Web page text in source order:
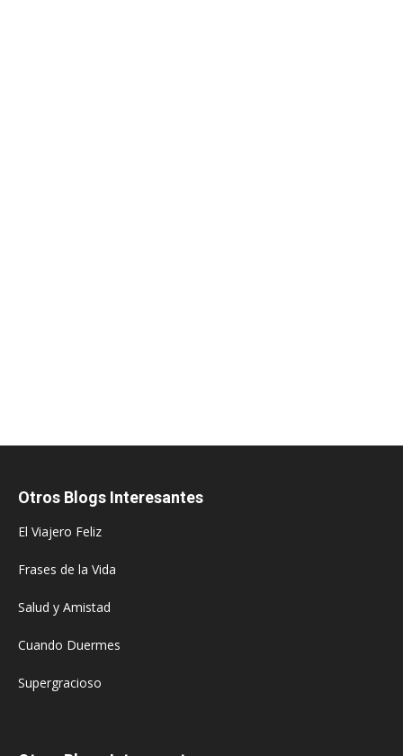
Otros Blogs Interesantes
El Viajero Feliz
Frases de la Vida
Salud y Amistad
Cuando Duermes
Supergracioso